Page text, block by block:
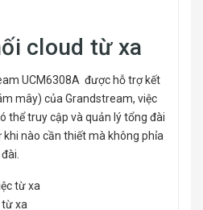
cloud từ xa
UCM6308A được hỗ trợ kết
mây) của Grandstream, việc
thể truy cập và quản lý tổng đài
nào cần thiết mà không phỉa
xa